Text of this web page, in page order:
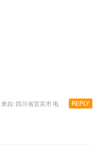
REPLY
来自: 四川省宜宾市 电